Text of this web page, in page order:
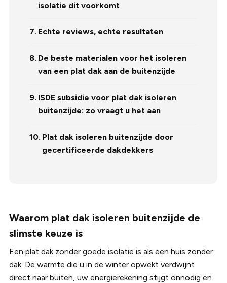
isolatie dit voorkomt
Echte reviews, echte resultaten
De beste materialen voor het isoleren
van een plat dak aan de buitenzijde
ISDE subsidie voor plat dak isoleren
buitenzijde: zo vraagt u het aan
Plat dak isoleren buitenzijde door
gecertificeerde dakdekkers
Waarom plat dak isoleren buitenzijde de
slimste keuze is
Een plat dak zonder goede isolatie is als een huis zonder
dak. De warmte die u in de winter opwekt verdwijnt
direct naar buiten, uw energierekening stijgt onnodig en